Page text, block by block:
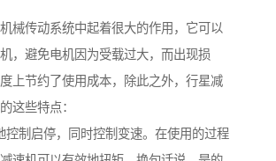
械传动系统中起着很大的作用，它可以
，避免电机因为受载过大，而出现损
上节约了使用成本，除此之外，行星减
这些特点：
控制启停，同时控制变速。在使用的过程